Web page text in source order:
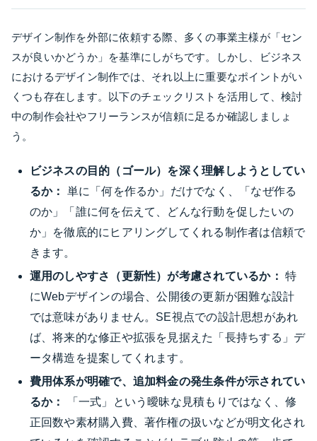
デザイン制作を外部に依頼する際、多くの事業主様が「セン
スが良いかどうか」を基準にしがちです。しかし、ビジネス
におけるデザイン制作では、それ以上に重要なポイントがい
くつも存在します。以下のチェックリストを活用して、検討
中の制作会社やフリーランスが信頼に足るか確認しましょ
う。
ビジネスの目的（ゴール）を深く理解しようとしてい
るか：
単に「何を作るか」だけでなく、「なぜ作る
のか」「誰に何を伝えて、どんな行動を促したいの
か」を徹底的にヒアリングしてくれる制作者は信頼で
きます。
運用のしやすさ（更新性）が考慮されているか： 特
にWebデザインの場合、公開後の更新が困難な設計
では意味がありません。SE視点での設計思想があれ
ば、将来的な修正や拡張を見据えた「長持ちする」デ
ータ構造を提案してくれます。
費用体系が明確で、追加料金の発生条件が示されてい
るか：
「一式」という曖昧な見積もりではなく、修
正回数や素材購入費、著作権の扱いなどが明文化され